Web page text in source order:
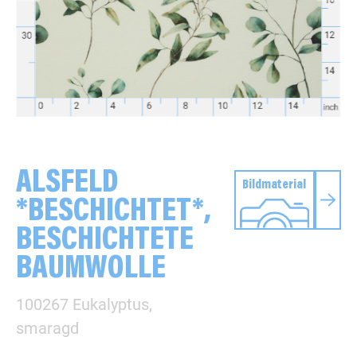
ALSFELD
*BESCHICHTET*,
BESCHICHTETE
BAUMWOLLE
100267 Eukalyptus,
smaragd
Bildmaterial